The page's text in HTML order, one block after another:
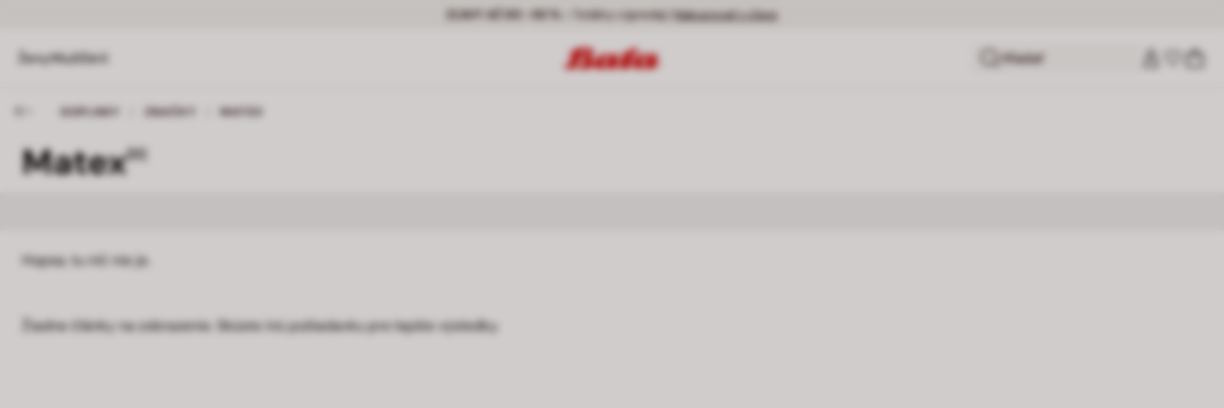
ZĽAVY AŽ DO -50 % - Totálny výpredaj |Nakupovať v zľave
ŽenyMužiDeti Hľadať
DOPLNKY ZNAČKY MATEX
Matex[0]
Hopsa, tu nič nie je.
Žiadne články na zobrazenie. Skúste inú požiadavku pre lepšie výsledky.